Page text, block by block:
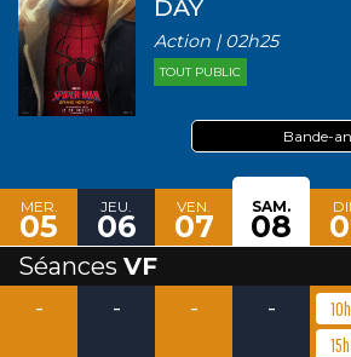
DAY
Action | 02h25
TOUT PUBLIC
Bande-
MER.
05
JEU.
06
VEN.
07
SAM.
08
Séances VF
-
- - -